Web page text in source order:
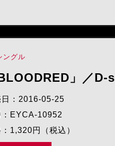
ングル
BLOODRED」／
日：2016-05-25
：EYCA-10952
1,320円（税込）